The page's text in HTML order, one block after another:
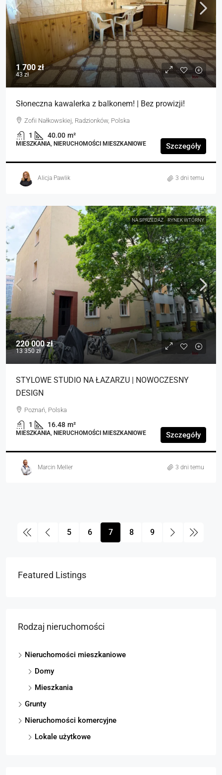
1 700 zł
43 zł
Słoneczna kawalerka z balkonem! | Bez prowizji!
Zofii Nałkowskiej, Radzionków, Polska
1 40.00 m²
MIESZKANIA, NIERUCHOMOŚCI MIESZKANIOWE Szczegóły
Alicja Pawlik 3 dni temu
NA SPRZEDAŻ RYNEK WTÓRNY
220 000 zł
13 350 zł
STYLOWE STUDIO NA ŁAZARZU | NOWOCZESNY
DESIGN
Poznań, Polska
1 16.48 m²
MIESZKANIA, NIERUCHOMOŚCI MIESZKANIOWE Szczegóły
Marcin Meller 3 dni temu
5 6 7 8 9
Featured Listings
Rodzaj nieruchomości
Nieruchomości mieszkaniowe
Domy
Mieszkania
Grunty
Nieruchomości komercyjne
Lokale użytkowe